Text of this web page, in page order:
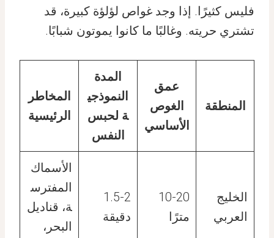
فليس كثيرًا. إذا وجد غواص لؤلؤة كبيرة، قد
تشتري حريته. وغالبًا ما كانوا يموتون شبابًا.
المنطقة
عمق
الغوص
الأساسي
المدة
النموذجي
ة لحبس
النفس
المخاطر
الرئيسية
الخليج
العربي
10-20
مترًا
1.5-2
دقيقة
الأسماك
المفترس
ة، قناديل
البحر،